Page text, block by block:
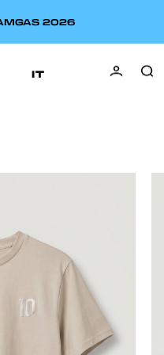
2026
IT